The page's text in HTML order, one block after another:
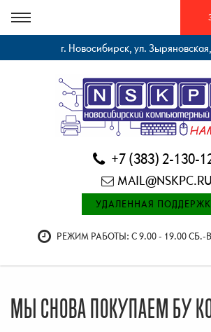
г. Новосибирск, ул.
+7 (383) 2-130-
MAIL@NSKPC.RU
УДАЛЕННАЯ
РЕЖИМ РАБОТЫ: С 9.00 - 19.00
МЫ СНОВА ПОКУПАЕМ БУ